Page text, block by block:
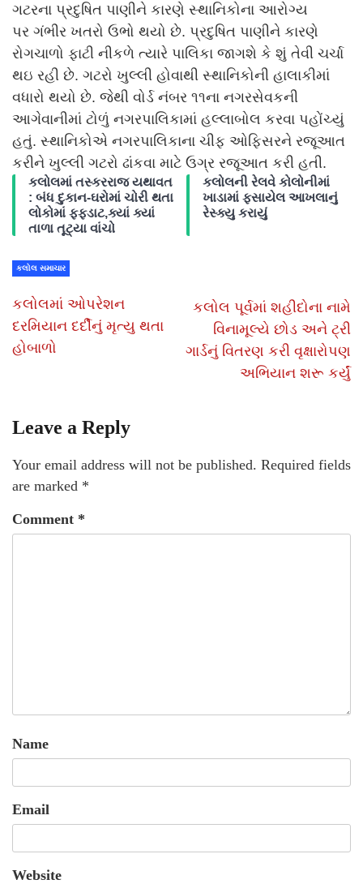
ગટરના પ્રદુષિત પાણીને કારણે સ્થાનિકોના આરોગ્ય
પર ગંભીર ખતરો ઉભો થયો છે. પ્રદુષિત પાણીને કારણે
રોગચાળો ફાટી નીકળે ત્યારે પાલિકા જાગશે કે શું તેવી ચર્ચા
થઇ રહી છે. ગટરો ખુલ્લી હોવાથી સ્થાનિકોની હાલાકીમાં
વધારો થયો છે. જેથી વોર્ડ નંબર ૧૧ના નગરસેવકની
આગેવાનીમાં ટોળું નગરપાલિકામાં હલ્લાબોલ કરવા પહોંચ્યું
હતું. સ્થાનિકોએ નગરપાલિકાના ચીફ ઓફિસરને રજૂઆત
કરીને ખુલ્લી ગટરો ઢાંકવા માટે ઉગ્ર રજૂઆત કરી હતી.
કલોલમાં તસ્કરરાજ યથાવત
: બંધ દુકાન-ઘરોમાં ચોરી થતા
લોકોમાં ફફડાટ,ક્યાં ક્યાં
તાળા તૂટ્યા વાંચો
કલોલની રેલવે કોલોનીમાં
ખાડામાં ફસાયેલ આખલાનું
રેસ્ક્યુ કરાયું
કલોલ સમાચાર
કલોલમાં ઓપરેશન
દરમિયાન દર્દીનું મૃત્યુ થતા
હોબાળો
કલોલ પૂર્વમાં શહીદોના નામે
વિનામૂલ્યે છોડ અને ટ્રી
ગાર્ડનું વિતરણ કરી વૃક્ષારોપણ
અભિયાન શરૂ કર્યું
Leave a Reply
Your email address will not be published. Required fields
are marked *
Comment *
Name
Email
Website